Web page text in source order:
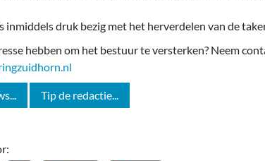
inmiddels druk bezig met het herverdelen van de
hebben om het bestuur te versterken? Neem
Tip de redactie...